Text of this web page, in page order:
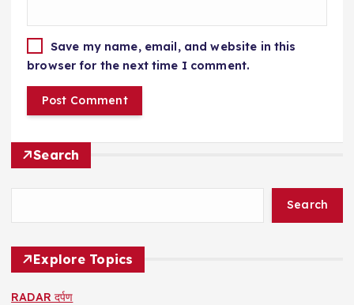
Save my name, email, and website in this
browser for the next time I comment.
Search
Search
Explore Topics
RADAR दर्पण